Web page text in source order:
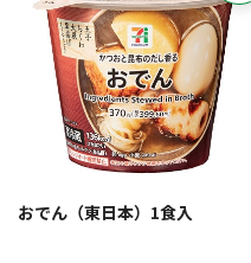
おでん（東日本）1食入